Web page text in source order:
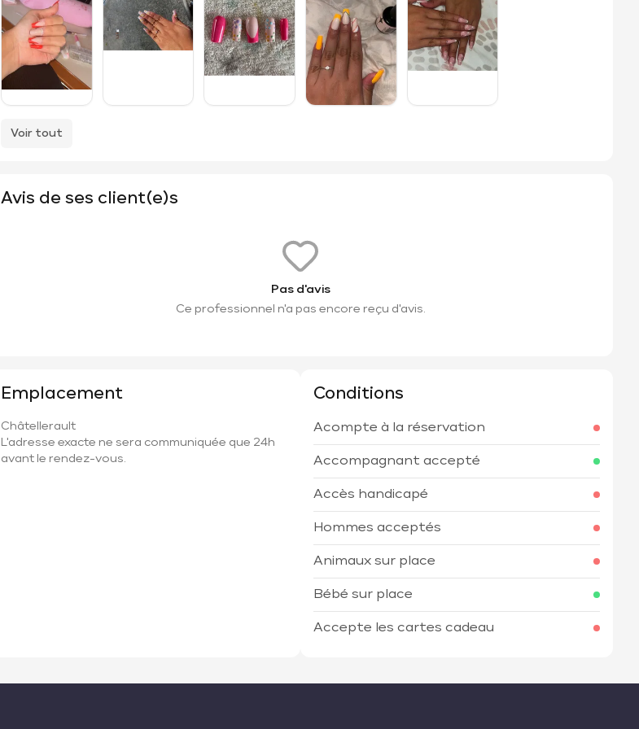
Voir tout
Avis de ses client(e)s
Pas d'avis
Ce professionnel n'a pas encore reçu d'avis.
Emplacement
Châtellerault
L'adresse exacte ne sera communiquée que 24h
avant le rendez-vous.
Conditions
Acompte à la réservation
Accompagnant accepté
Accès handicapé
Hommes acceptés
Animaux sur place
Bébé sur place
Accepte les cartes cadeau